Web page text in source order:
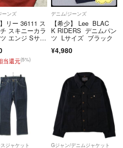
でも、基本的には即購入して下さる方を
ません。
厳選して出品していますが、抵抗のある
遠慮下さい。
につきましては、責任は負えませんので
ーンズ
】リー 36111 ス
スキニーカラ
エンジ Sサイ
ーンズ ジー
当還元(5%)
デニム/ジーンズ
【希少】 Lee BLAC
K RIDERS デニムパン
ツ Lサイズ ブラック
¥4,980
ジャケット Gジャン/デニムジャケット